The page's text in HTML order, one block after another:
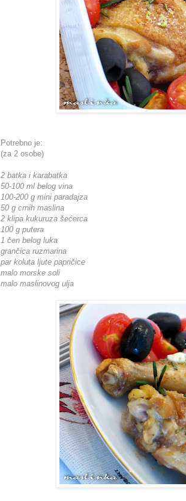
Potrebno je:
(za 2 osobe)
2 batka i karabatka
50-100 ml belog vina
100-200 g mini paradajza
50 g crnih maslina
2 klipa kukuruza šećerca
100 g putera
1 čen belog luka
grančica ruzmarina
par koluta ljute papričice
malo morske soli
malo maslinovog ulja